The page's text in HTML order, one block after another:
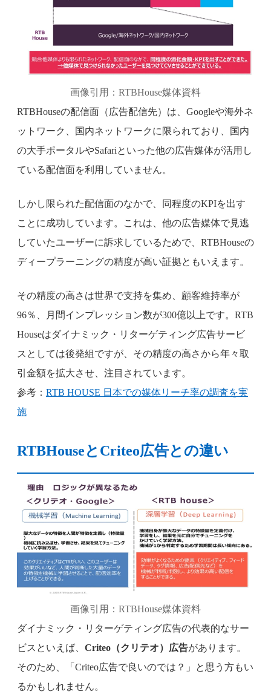
画像引用：RTBHouse媒体資料
RTBHouseの配信面（広告配信先）は、Googleや海外ネ
ットワーク、国内ネットワークに限られており、国内
の大手ポータルやSafariといった他の広告媒体が活用し
ている配信面を利用していません。
しかし限られた配信面のなかで、同程度のKPIを出す
ことに成功しています。これは、他の広告媒体で見逃
していたユーザーに訴求しているためで、RTBHouseの
ディープラーニングの精度が高い証拠ともいえます。
その精度の高さは世界で支持を集め、顧客維持率が
96％、月間インプレッション数が300億以上です。RTB
Houseはダイナミック・リターゲティング広告サービ
スとしては後発組ですが、その精度の高さから年々取
引金額を拡大させ、注目されています。
参考： RTB HOUSE 日本での媒体リーチ率の調査を実
施
RTBHouseとCriteo広告との違い
画像引用：RTBHouse媒体資料
ダイナミック・リターゲティング広告の代表的なサー
ビスといえば、 Criteo（クリテオ）広告があります。
そのため、「Criteo広告で良いのでは？」と思う方もい
るかもしれません。